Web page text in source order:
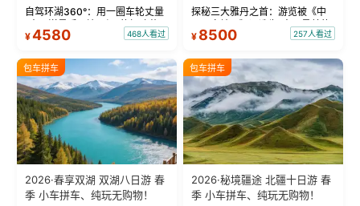
物！
自驾环湖360°：用一圈车轮丈量
“大西洋最后一滴眼泪”的极致蔚
蓝。 赛湖旅拍：甄选多款风格服
绝美瞬间。 赛湖坦克300跟车视
频：专业摄影师...
¥4580 468人看过
探秘三大雅丹之首：游览被《中
国国家地理》评选为“中国最美的
三大雅丹”第一名的克拉玛依魔鬼
瓦人最大村落——禾木村，欣赏
晨雾与小木...
¥ 8500 257人看过
包车拼车
2026·春享双湖 双湖八日游 春
季 小车拼车、纯玩无购物！
包车拼车
2026·秘境疆途 北疆十日游 春
季 小车拼车、纯玩无购物！